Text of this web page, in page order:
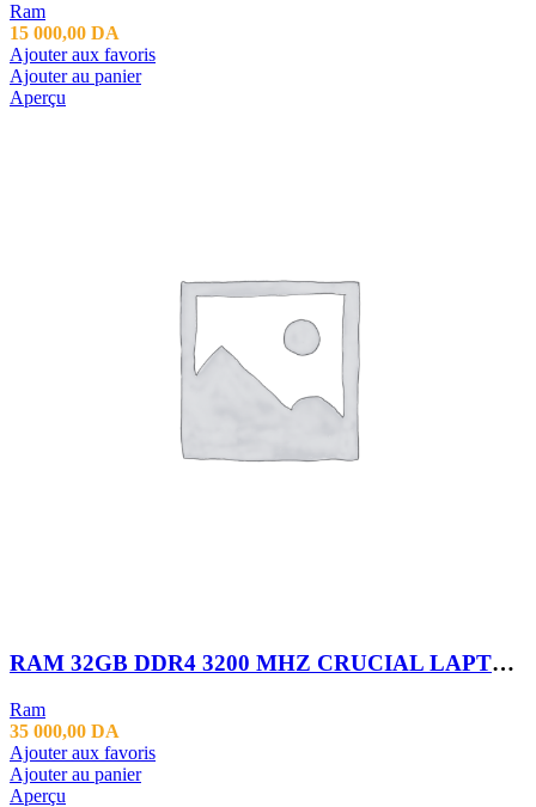
Ram
15 000,00 DA
Ajouter aux favoris
Ajouter au panier
Aperçu
RAM 32GB DDR4 3200 MHZ CRUCIAL LAPTOP NEW
Ram
35 000,00 DA
Ajouter aux favoris
Ajouter au panier
Aperçu